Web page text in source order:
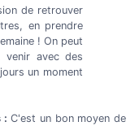
de retrouver
en prendre
! On peut
avec des
un moment
: C'est un bon moyen de